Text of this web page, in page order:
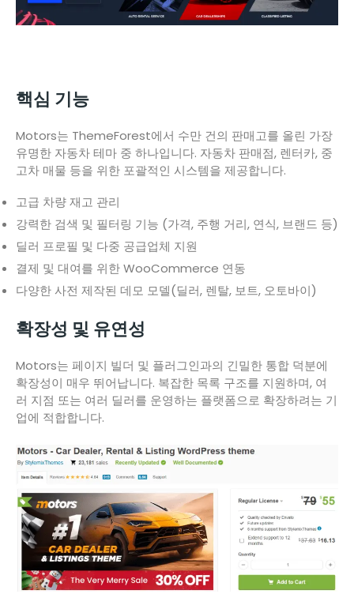
핵심 기능
Motors는 ThemeForest에서 수만 건의 판매고를 올린 가장
유명한 자동차 테마 중 하나입니다. 자동차 판매점, 렌터카, 중
고차 매물 등을 위한 포괄적인 시스템을 제공합니다.
고급 차량 재고 관리
강력한 검색 및 필터링 기능 (가격, 주행 거리, 연식, 브랜드 등)
딜러 프로필 및 다중 공급업체 지원
결제 및 대여를 위한 WooCommerce 연동
다양한 사전 제작된 데모 모델(딜러, 렌탈, 보트, 오토바이)
확장성 및 유연성
Motors는 페이지 빌더 및 플러그인과의 긴밀한 통합 덕분에
확장성이 매우 뛰어납니다. 복잡한 목록 구조를 지원하며, 여
러 지점 또는 여러 딜러를 운영하는 플랫폼으로 확장하려는 기
업에 적합합니다.